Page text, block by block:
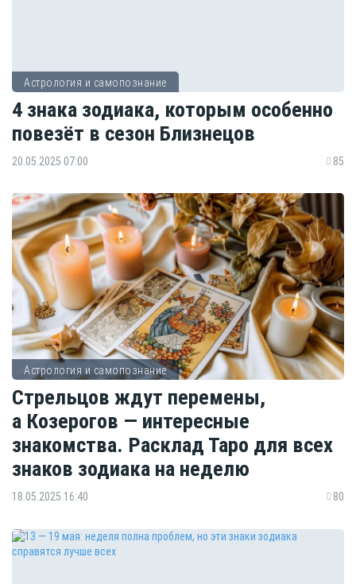
Астрология и самопознание
4 знака зодиака, которым особенно
повезёт в сезон Близнецов
20.05.2025 07:00 85
Астрология и самопознание
Стрельцов ждут перемены,
а Козерогов — интересные
знакомства. Расклад Таро для всех
знаков зодиака на неделю
18.05.2025 16:40 80